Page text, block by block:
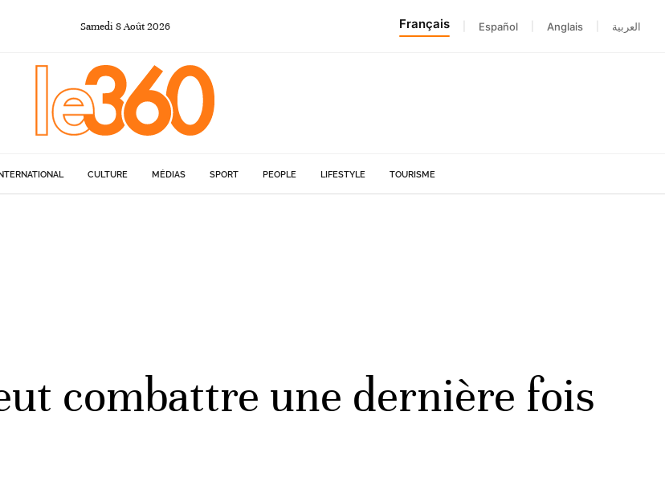
Samedi 8Août2026 Français Español Anglais العربية
CULTURE MÉDIAS SPORT PEOPLE LIFESTYLE TOURISME
combattre une dernière fois